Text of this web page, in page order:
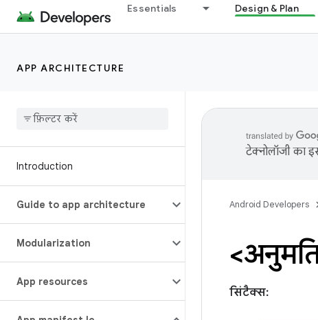
Essentials Design & Plan
APP ARCHITECTURE
Introduction
Guide to app architecture
Modularization
App resources
टेक्नोलॉजी का
Android Developers
सिंटैक्स: